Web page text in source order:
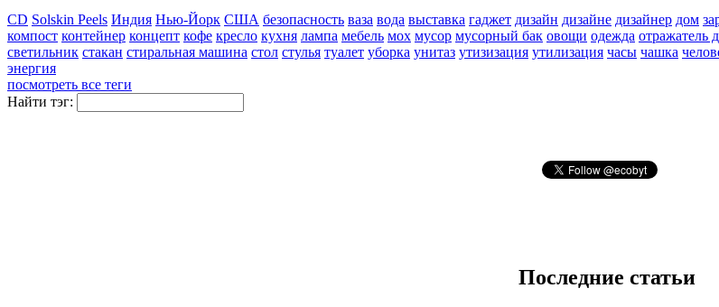
CD Solskin Peels Индия Нью-Йорк США безопасность ваза вода выставка гаджет дизайн дизайне дизайнер дом
компост контейнер концепт кофе кресло кухня лампа мебель мох мусор мусорный бак овощи одежда отражатель
светильник стакан стиральная машина стол стулья туалет уборка унитаз утизизация утилизация часы чашка
энергия
посмотреть все теги
Найти тэг:
Последние статьи